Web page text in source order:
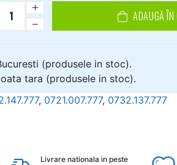
ADAUGĂ ÎN
(produsele in stoc).
tara (produsele in stoc).
, 0721.007.777, 0732.137.777
Livrare nationala in peste